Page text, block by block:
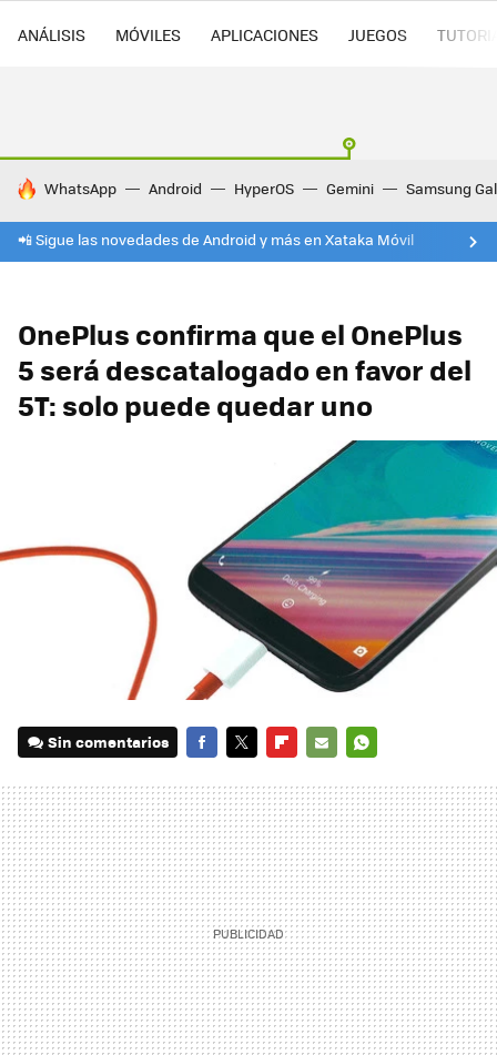
ANÁLISIS MÓVILES APLICACIONES JUEGOS
HOY SE HABLA DE
WhatsApp Android HyperOS Gemini Samsung
📲 Sigue las novedades de Android y más en Xataka Móvil
OnePlus confirma que el OnePlus
5 será descatalogado en favor del
5T: solo puede quedar uno
Sin comentarios
MAIL